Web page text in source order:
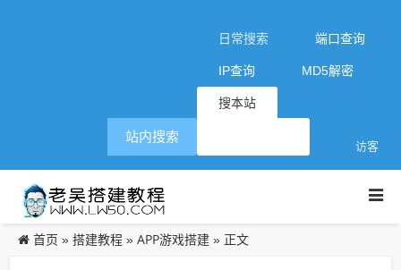
日常搜索 端口查询
IP查询 MD5解密
搜本站
访客
站内搜索
首页 » 搭建教程 » APP游戏搭建 » 正文